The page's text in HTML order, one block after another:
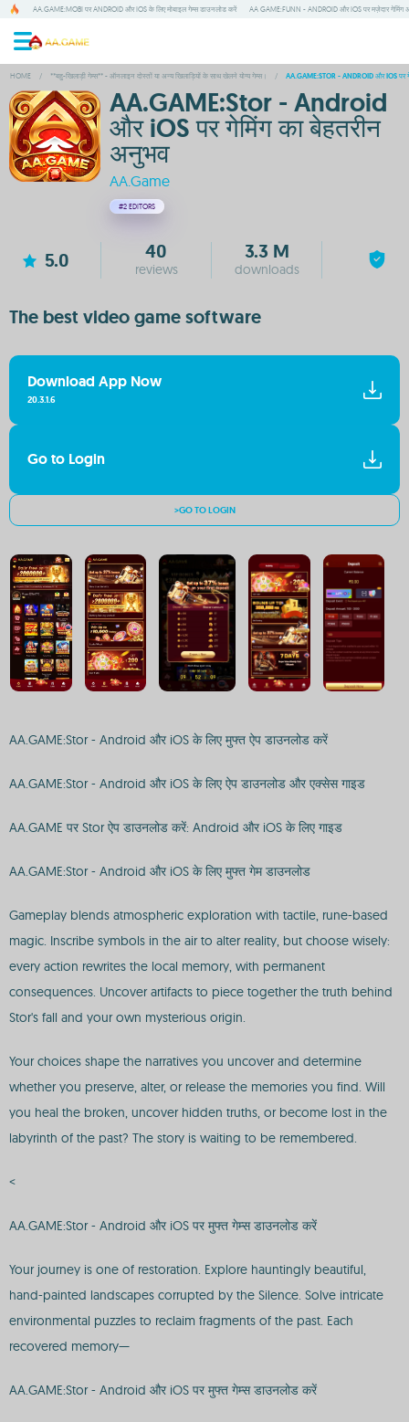
AA.GAME:MOBI पर ANDROID और IOS के लिए मोबाइल गेम्स डाउनलोड करें AA GAME:FUNN - ANDROID और IOS पर मज़ेदार गेमिंग
HOME / **बहु-खिलाड़ी गेम्स** - ऑनलाइन दोस्तों या अन्य खिलाड़ियों के साथ खेलने योग्य गेम्स। / AA.GAME:STOR - ANDROID और IOS पर
AA.GAME:Stor - Android
और iOS पर गेमिंग का बेहतरीन
अनुभव
AA.Game
#2 EDITORS
5.0 40
reviews
3.3 M
downloads
The best video game software
Download App Now
20.3.1.6
Go to Login
>GO TO LOGIN
AA.GAME:Stor - Android और iOS के लिए मुफ्त ऐप डाउनलोड करें
AA.GAME:Stor - Android और iOS के लिए ऐप डाउनलोड और एक्सेस गाइड
AA.GAME पर Stor ऐप डाउनलोड करें: Android और iOS के लिए गाइड
AA.GAME:Stor - Android और iOS के लिए मुफ्त गेम डाउनलोड
Gameplay blends atmospheric exploration with tactile, rune-based
magic. Inscribe symbols in the air to alter reality, but choose wisely:
every action rewrites the local memory, with permanent
consequences. Uncover artifacts to piece together the truth behind
Stor's fall and your own mysterious origin.
Your choices shape the narratives you uncover and determine
whether you preserve, alter, or release the memories you find. Will
you heal the broken, uncover hidden truths, or become lost in the
labyrinth of the past? The story is waiting to be remembered.
<
AA.GAME:Stor - Android और iOS पर मुफ्त गेम्स डाउनलोड करें
Your journey is one of restoration. Explore hauntingly beautiful,
hand-painted landscapes corrupted by the Silence. Solve intricate
environmental puzzles to reclaim fragments of the past. Each
recovered memory—
AA.GAME:Stor - Android और iOS पर मुफ्त गेम्स डाउनलोड करें